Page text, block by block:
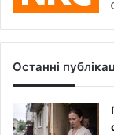
Останні